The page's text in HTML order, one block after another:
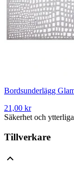
Bordsunderlägg
21,00 kr
Säkerhet och
Tillverkare